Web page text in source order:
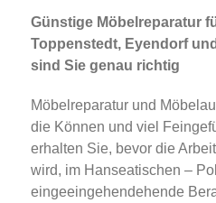
Günstige Möbelreparatur
Toppenstedt, Eyendorf
sind Sie genau richtig
Möbelreparatur und
die Können und viel
erhalten Sie, bevor die
wird, im Hanseatischen –
eingeeingehendehende